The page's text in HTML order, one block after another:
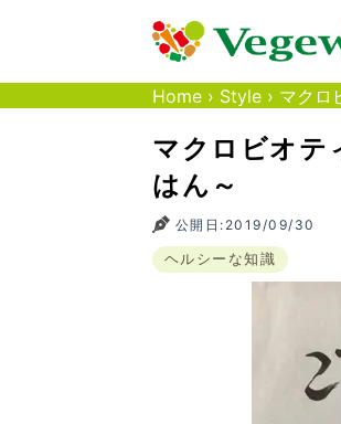
Home › Style › マクロ
マクロビオテ
はん～
公開日:2019/09/30
ヘルシーな知識